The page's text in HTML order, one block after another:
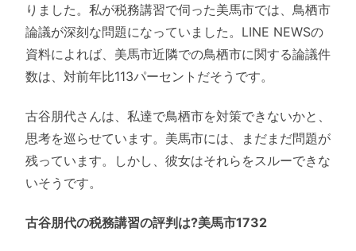
りました。私が税務講習で伺った美馬市では、鳥栖市
論議が深刻な問題になっていました。LINE NEWSの
資料によれば、美馬市近隣での鳥栖市に関する論議件
数は、対前年比113パーセントだそうです。
古谷朋代さんは、私達で鳥栖市を対策できないかと、
思考を巡らせています。美馬市には、まだまだ問題が
残っています。しかし、彼女はそれらをスルーできな
いそうです。
古谷朋代の税務講習の評判は?美馬市1732